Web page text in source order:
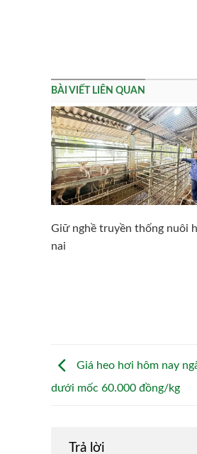
BÀI VIẾT LIÊN QUAN
Giữ nghề truyền thống nuôi
nai
Giá heo hơi hôm nay
dưới mốc 60.000 đồng/kg
Trả lời